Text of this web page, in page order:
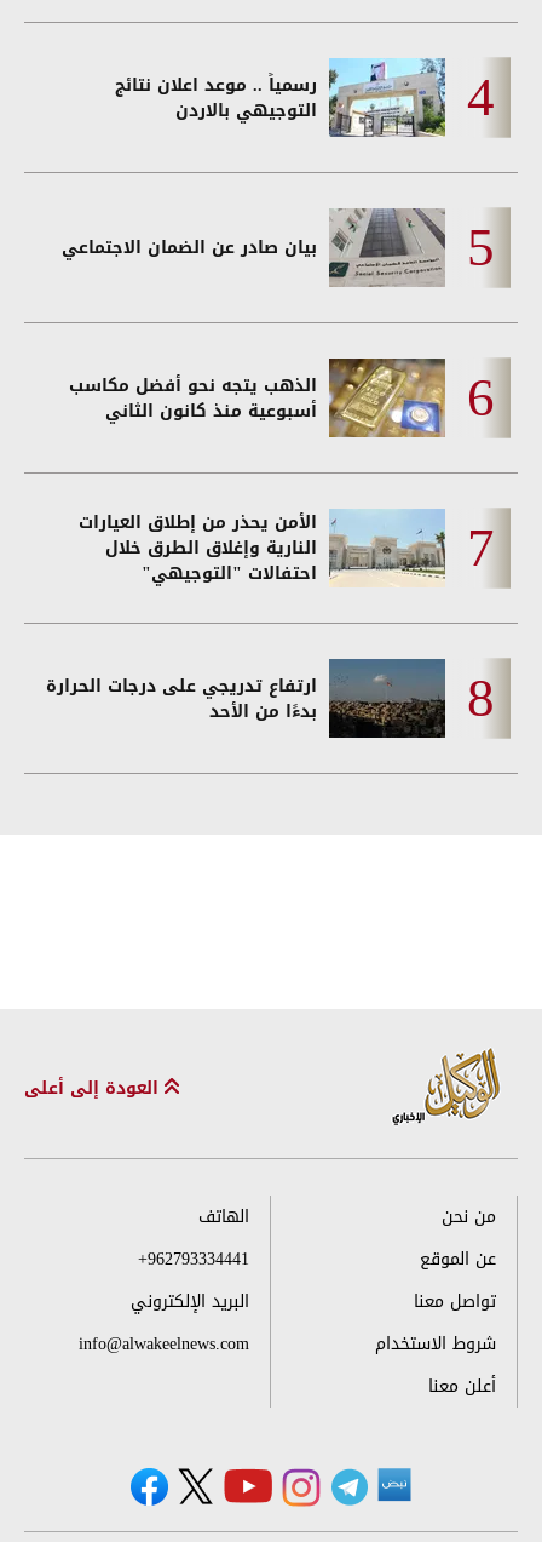
رسمياً .. موعد اعلان نتائج
التوجيهي بالاردن
بيان صادر عن الضمان الاجتماعي
الذهب يتجه نحو أفضل مكاسب
أسبوعية منذ كانون الثاني
الأمن يحذر من إطلاق العيارات
النارية وإغلاق الطرق خلال
احتفالات "التوجيهي"
ارتفاع تدريجي على درجات الحرارة
بدءًا من الأحد
العودة إلى أعلى
من نحن
عن الموقع
تواصل معنا
شروط الاستخدام
أعلن معنا
الهاتف
+962793334441
البريد الإلكتروني
info@alwakeelnews.com